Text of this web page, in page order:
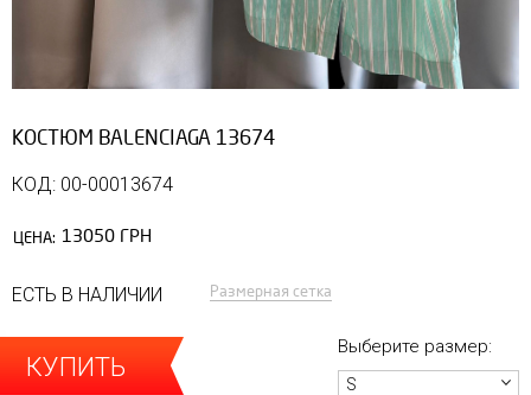
КОСТЮМ BALENCIAGA 13674
КОД: 00-00013674
ЦЕНА: 13050 ГРН
ЕСТЬ В НАЛИЧИИ Размерная сетка
КУПИТЬ
Выберите размер:
S